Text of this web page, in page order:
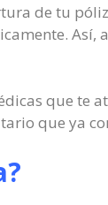
de tu
Así,
que te
que ya